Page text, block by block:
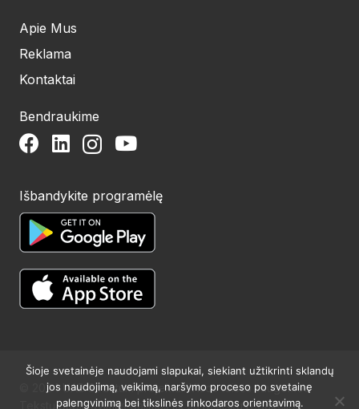
Apie Mus
Reklama
Kontaktai
Bendraukime
Išbandykite programėlę
© 2024 UAB Structum projektai. Visos teisės saugomos.
Tekstų publikavimas galimas tik su raštišku redakcijos
Šioje svetainėje naudojami slapukai, siekiant užtikrinti sklandų
jos naudojimą, veikimą, naršymo proceso po svetainę
palengvinimą bei tikslinės rinkodaros orientavimą.